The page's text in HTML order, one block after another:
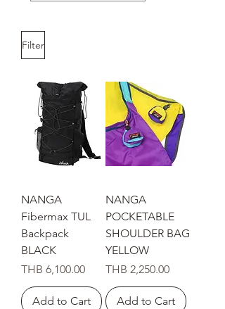
Filter
NANGA
Fibermax TUL
Backpack
BLACK
Price
THB 6,100.00
Add to Cart
NANGA
POCKETABLE
SHOULDER BAG
YELLOW
Price
THB 2,250.00
Add to Cart